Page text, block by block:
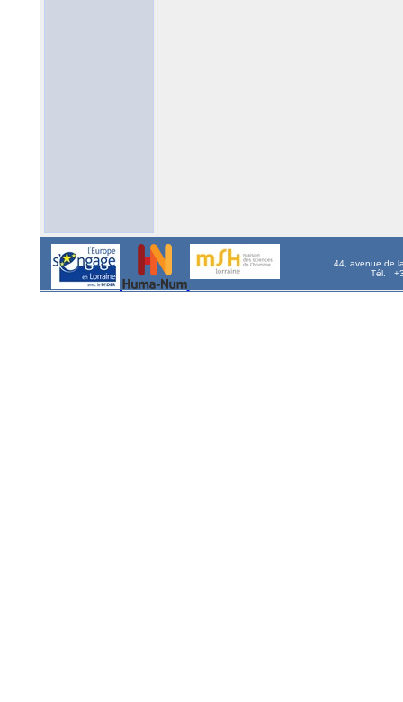
44, avenue de
Tél. :